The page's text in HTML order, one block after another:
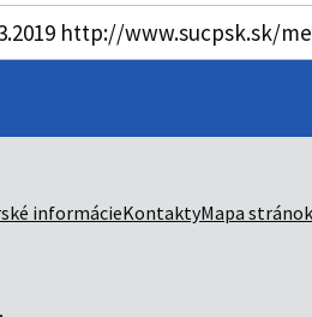
http://www.sucpsk.sk/
informácieKontaktyMapa stránok